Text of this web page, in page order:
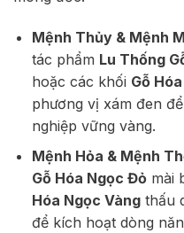
Mệnh Thủy & Mệnh
tác phẩm Lu Thống
hoặc các khối Gỗ
phương vị xám đen
nghiệp vững vàng.
Mệnh Hỏa & Mệnh
Gỗ Hóa Ngọc Đỏmài
Hóa Ngọc Vàngthấu
để kích hoạt dòng